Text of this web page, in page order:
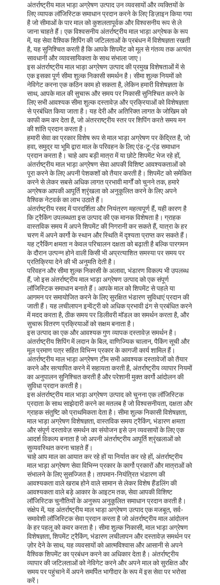
होम
उत्पाद
हमारे बारे में
फैक्टरी यात्रा
गुणवत्ता नियंत्रण
हमसे संपर्क करें
अंतर्राष्ट्रीय माल भाड़ा अग्रेषण उत्पाद उन व्यवसायों और व्यक्तियों के
लिए व्यापक लॉजिस्टिक समाधान प्रदान करने के लिए डिज़ाइन किया गया
है जो सीमाओं के पार माल को कुशलतापूर्वक और विश्वसनीय रूप से ले
जाना चाहते हैं। एक विश्वसनीय अंतर्राष्ट्रीय माल भाड़ा अग्रेषक के रूप
में, यह सेवा वैश्विक शिपिंग की जटिलताओं के प्रबंधन में विशेषज्ञता रखती
है, यह सुनिश्चित करती है कि आपके शिपमेंट को मूल से गंतव्य तक अत्यंत
सावधानी और व्यावसायिकता के साथ संभाला जाए।
इस अंतर्राष्ट्रीय माल भाड़ा अग्रेषण उत्पाद की प्रमुख विशेषताओं में से
एक इसका पूर्ण सीमा शुल्क निकासी समर्थन है। सीमा शुल्क नियमों को
नेविगेट करना एक कठिन काम हो सकता है, लेकिन हमारी विशेषज्ञता के
साथ, आपके माल की सुचारू और समय पर निकासी सुनिश्चित करने के
लिए सभी आवश्यक सीमा शुल्क दस्तावेज़ और प्रक्रियाओं को विशेषज्ञता
से प्रबंधित किया जाता है। यह देरी और अतिरिक्त लागत के जोखिम को
काफी कम कर देता है, जो अंतरराष्ट्रीय स्तर पर शिपिंग करते समय मन
की शांति प्रदान करता है।
हमारी सेवा का प्रकार विशेष रूप से माल भाड़ा अग्रेषण पर केंद्रित है, जो
हवा, समुद्र या भूमि द्वारा माल के परिवहन के लिए एंड-टू-एंड समाधान
प्रदान करता है। चाहे आप बड़ी मात्रा में या छोटे शिपमेंट भेज रहे हों,
अंतर्राष्ट्रीय माल भाड़ा अग्रेषण सेवा आपकी विशिष्ट आवश्यकताओं को
पूरा करने के लिए अपनी पेशकशों को तैयार करती है। शिपमेंट को समेकित
करने से लेकर सबसे अधिक लागत प्रभावी मार्गों को चुनने तक, हमारे
अग्रेषक आपकी आपूर्ति श्रृंखला को अनुकूलित करने के लिए अपने
वैश्विक नेटवर्क का लाभ उठाते हैं।
अंतर्राष्ट्रीय रसद में पारदर्शिता और नियंत्रण महत्वपूर्ण हैं, यही कारण है
कि ट्रैकिंग उपलब्धता इस उत्पाद की एक मानक विशेषता है। ग्राहक
वास्तविक समय में अपने शिपमेंट की निगरानी कर सकते हैं, यात्रा के हर
चरण में अपने कार्गो के स्थान और स्थिति में दृश्यता प्राप्त कर सकते हैं।
यह ट्रैकिंग क्षमता न केवल परिचालन दक्षता को बढ़ाती है बल्कि पारगमन
के दौरान उत्पन्न होने वाली किसी भी अप्रत्याशित समस्या पर समय पर
प्रतिक्रिया देने की भी अनुमति देती है।
परिवहन और सीमा शुल्क निकासी के अलावा, भंडारण विकल्प भी उपलब्ध
हैं, जो इस अंतर्राष्ट्रीय माल भाड़ा अग्रेषण उत्पाद को एक संपूर्ण
लॉजिस्टिक समाधान बनाते हैं। आपके माल को शिपमेंट से पहले या
आगमन पर समायोजित करने के लिए सुरक्षित भंडारण सुविधाएं प्रदान की
जाती हैं। यह लचीलापन इन्वेंट्री को अधिक प्रभावी ढंग से प्रबंधित करने
में मदद करता है, ठीक समय पर डिलीवरी मॉडल का समर्थन करता है, और
सुचारू वितरण प्रक्रियाओं को सक्षम बनाता है।
इस उत्पाद का एक और आवश्यक गुण व्यापक दस्तावेज़ समर्थन है।
अंतर्राष्ट्रीय शिपिंग में लदान के बिल, वाणिज्यिक चालान, पैकिंग सूची और
मूल प्रमाण पत्र सहित विभिन्न प्रकार के कागजी कार्य शामिल हैं।
अंतर्राष्ट्रीय माल भाड़ा अग्रेषण टीम सभी आवश्यक दस्तावेजों को तैयार
करने और सत्यापित करने में सहायता करती है, अंतर्राष्ट्रीय व्यापार नियमों
का अनुपालन सुनिश्चित करती है और परेशानी मुक्त कार्गो आंदोलन की
सुविधा प्रदान करती है।
इस अंतर्राष्ट्रीय माल भाड़ा अग्रेषण उत्पाद को चुनना एक लॉजिस्टिक
प्रदाता के साथ साझेदारी करने का मतलब है जो विश्वसनीयता, दक्षता और
ग्राहक संतुष्टि को प्राथमिकता देता है। सीमा शुल्क निकासी विशेषज्ञता,
माल भाड़ा अग्रेषण विशेषज्ञता, वास्तविक समय ट्रैकिंग, भंडारण क्षमता
और संपूर्ण दस्तावेज़ समर्थन का संयोजन इसे उन व्यवसायों के लिए एक
आदर्श विकल्प बनाता है जो अपनी अंतर्राष्ट्रीय आपूर्ति श्रृंखलाओं को
सुव्यवस्थित करना चाहते हैं।
चाहे आप माल का आयात कर रहे हों या निर्यात कर रहे हों, अंतर्राष्ट्रीय
माल भाड़ा अग्रेषण सेवा विभिन्न प्रकार के कार्गो प्रकारों और मात्राओं को
संभालने के लिए सुसज्जित है। तापमान-नियंत्रित भंडारण की
आवश्यकता वाले खराब होने वाले सामान से लेकर विशेष हैंडलिंग की
आवश्यकता वाले बड़े आकार के आइटम तक, सेवा आपकी विशिष्ट
लॉजिस्टिक चुनौतियों के अनुरूप अनुकूलित समाधान प्रदान करती है।
संक्षेप में, यह अंतर्राष्ट्रीय माल भाड़ा अग्रेषण उत्पाद एक मजबूत, सर्व-
समावेशी लॉजिस्टिक सेवा प्रदान करता है जो अंतर्राष्ट्रीय माल आंदोलन
के हर पहलू को कवर करता है। सीमा शुल्क निकासी, माल भाड़ा अग्रेषण
विशेषज्ञता, शिपमेंट ट्रैकिंग, भंडारण लचीलापन और दस्तावेज़ समर्थन पर
ज़ोर देने के साथ, यह व्यवसायों को आत्मविश्वास और आसानी से अपने
वैश्विक शिपमेंट का प्रबंधन करने का अधिकार देता है। अंतर्राष्ट्रीय
व्यापार की जटिलताओं को नेविगेट करने और अपने माल को सुरक्षित और
समय पर पहुंचाने में अपने समर्पित भागीदार के रूप में इस सेवा पर भरोसा
करें।